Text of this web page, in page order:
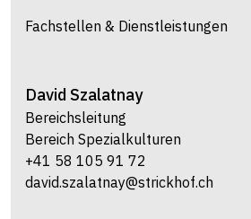
Fachstellen & Dienstleistungen
David Szalatnay
Bereichsleitung
Bereich Spezialkulturen
+41 58 105 91 72
david.szalatnay@strickhof.ch